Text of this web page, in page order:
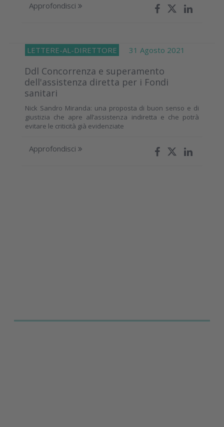
Approfondisci
LETTERE-AL-DIRETTORE 31 Agosto 2021
Ddl Concorrenza e superamento
dell'assistenza diretta per i Fondi
sanitari
Nick Sandro Miranda: una proposta di buon senso e di
giustizia che apre all’assistenza indiretta e che potrà
evitare le criticità già evidenziate
Approfondisci